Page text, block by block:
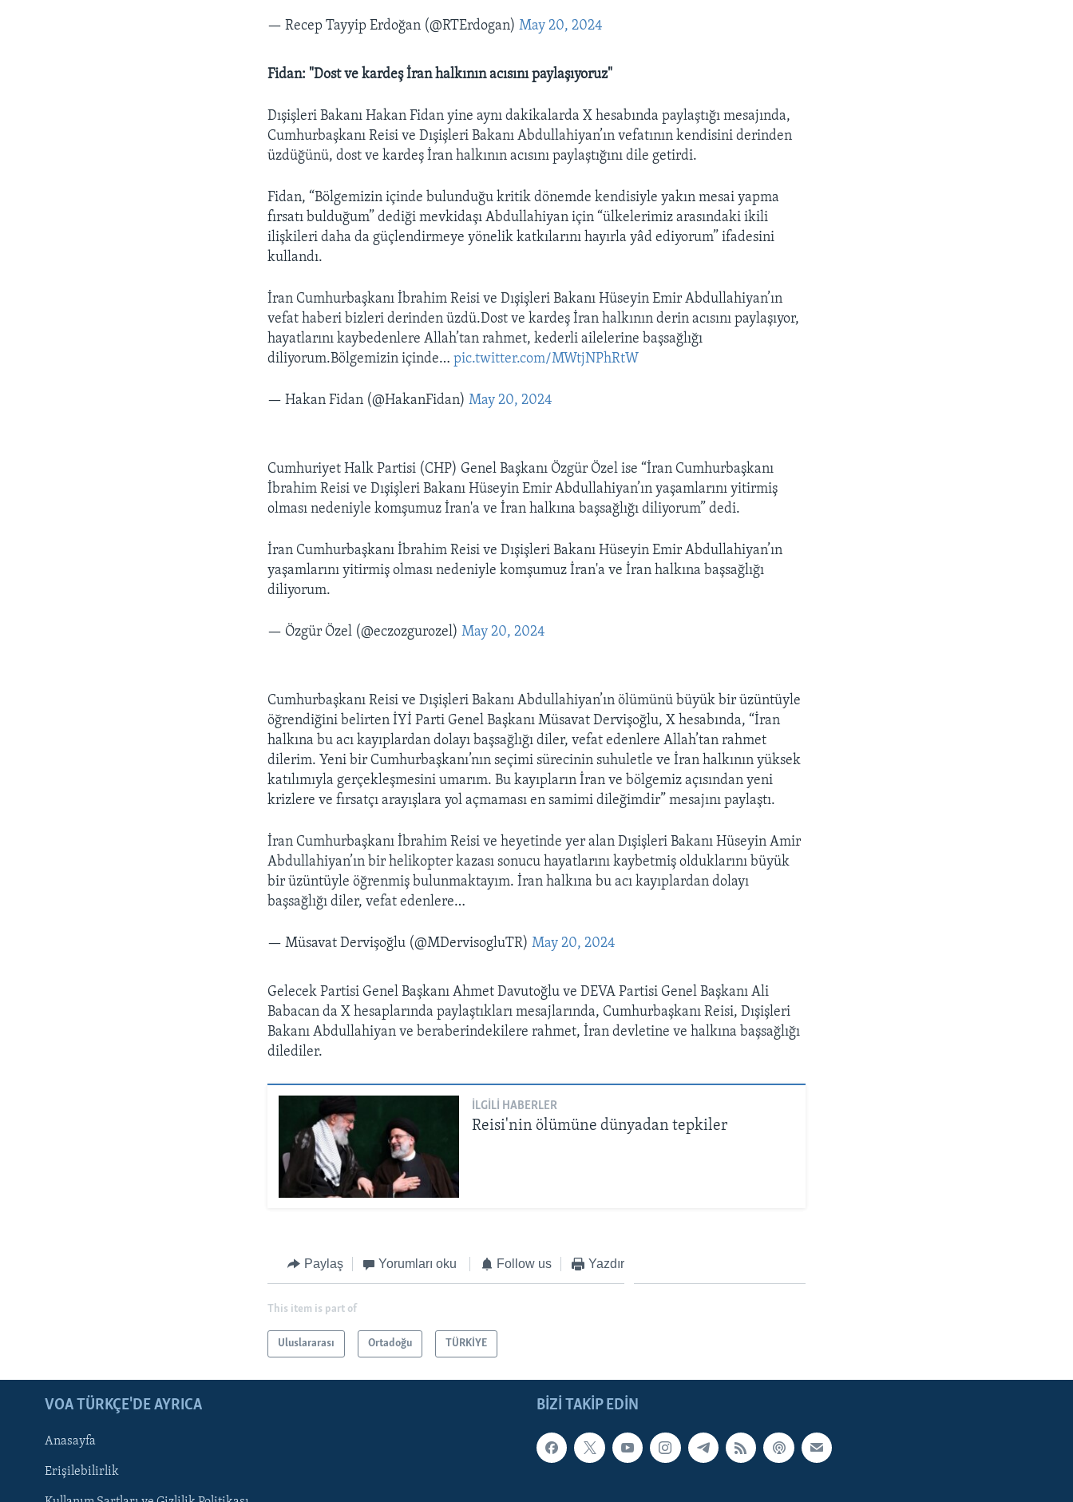
BIZI TAKIP EDIN
— Recep Tayyip Erdoğan (@RTErdogan)May 20, 2024
Fidan: "Dost ve kardeş İran halkının acısını paylaşıyoruz"
Dışişleri Bakanı Hakan Fidan yine aynı dakikalarda X hesabında paylaştığı mesajında,
Cumhurbaşkanı Reisi ve Dışişleri Bakanı Abdullahiyan’ın vefatının kendisini derinden
üzdüğünü, dost ve kardeş İran halkının acısını paylaştığını dile getirdi.
Fidan, “Bölgemizin içinde bulunduğu kritik dönemde kendisiyle yakın mesai yapma
fırsatı bulduğum” dediği mevkidaşı Abdullahiyan için “ülkelerimiz arasındaki ikili
ilişkileri daha da güçlendirmeye yönelik katkılarını hayırla yâd ediyorum” ifadesini
kullandı.
İran Cumhurbaşkanı İbrahim Reisi ve Dışişleri Bakanı Hüseyin Emir Abdullahiyan’ın
vefat haberi bizleri derinden üzdü.Dost ve kardeş İran halkının derin acısını paylaşıyor,
hayatlarını kaybedenlere Allah’tan rahmet, kederli ailelerine başsağlığı
diliyorum.Bölgemizin içinde…pic.twitter.com/MWtjNPhRtW
— Hakan Fidan (@HakanFidan)May 20, 2024
Cumhuriyet Halk Partisi (CHP) Genel Başkanı Özgür Özel ise “İran Cumhurbaşkanı
İbrahim Reisi ve Dışişleri Bakanı Hüseyin Emir Abdullahiyan’ın yaşamlarını yitirmiş
olması nedeniyle komşumuz İran'a ve İran halkına başsağlığı diliyorum” dedi.
İran Cumhurbaşkanı İbrahim Reisi ve Dışişleri Bakanı Hüseyin Emir Abdullahiyan’ın
yaşamlarını yitirmiş olması nedeniyle komşumuz İran'a ve İran halkına başsağlığı
diliyorum.
— Özgür Özel (@eczozgurozel)May 20, 2024
Cumhurbaşkanı Reisi ve Dışişleri Bakanı Abdullahiyan’ın ölümünü büyük bir üzüntüyle
öğrendiğini belirten İYİ Parti Genel Başkanı Müsavat Dervişoğlu, X hesabında, “İran
halkına bu acı kayıplardan dolayı başsağlığı diler, vefat edenlere Allah’tan rahmet
dilerim. Yeni bir Cumhurbaşkanı’nın seçimi sürecinin suhuletle ve İran halkının yüksek
katılımıyla gerçekleşmesini umarım. Bu kayıpların İran ve bölgemiz açısından yeni
krizlere ve fırsatçı arayışlara yol açmaması en samimi dileğimdir” mesajını paylaştı.
İran Cumhurbaşkanı İbrahim Reisi ve heyetinde yer alan Dışişleri Bakanı Hüseyin Amir
Abdullahiyan’ın bir helikopter kazası sonucu hayatlarını kaybetmiş olduklarını büyük
bir üzüntüyle öğrenmiş bulunmaktayım. İran halkına bu acı kayıplardan dolayı
başsağlığı diler, vefat edenlere…
— Müsavat Dervişoğlu (@MDervisogluTR)May 20, 2024
Gelecek Partisi Genel Başkanı Ahmet Davutoğlu ve DEVA Partisi Genel Başkanı Ali
Babacan da X hesaplarında paylaştıkları mesajlarında, Cumhurbaşkanı Reisi, Dışişleri
Bakanı Abdullahiyan ve beraberindekilere rahmet, İran devletine ve halkına başsağlığı
dilediler.
İLGILI HABERLER
Reisi'nin ölümüne dünyadan tepkiler
Paylaş Yorumları oku Follow us Yazdır
This item is part of
Uluslararası Ortadoğu TÜRKİYE
BIZI TAKIP EDIN
VOA TÜRKÇE'DE AYRICA
Anasayfa
Erişilebilirlik